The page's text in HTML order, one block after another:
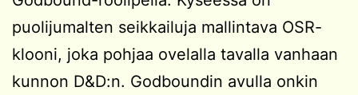
puolijumalten seikkailuja mallintava OSR-
klooni, joka pohjaa ovelalla tavalla vanhaan
kunnon D&D:n. Godboundin avulla onkin